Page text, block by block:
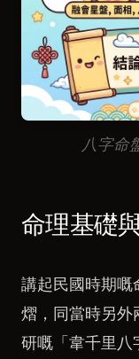
八字命
命理基礎
講起民國時期嘅
熠，同當時另外
研嘅「韋千里八